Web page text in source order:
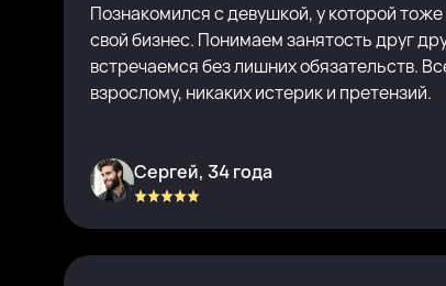
Познакомился с девушкой, у которой тоже
свой бизнес. Понимаем занятость друг
встречаемся без лишних обязательств.
взрослому, никаких истерик и претензий.
Сергей, 34 года